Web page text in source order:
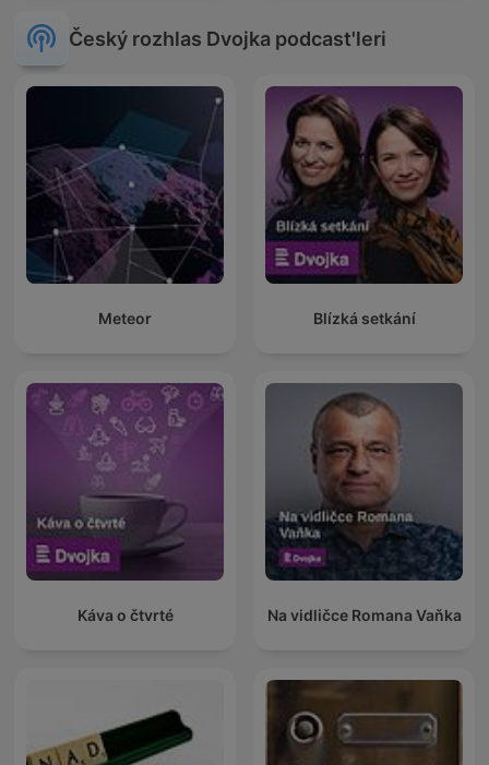
Český rozhlas Dvojka podcast'leri
Meteor Blízká setkání
Káva o čtvrté Na vidličce Romana Vaňka